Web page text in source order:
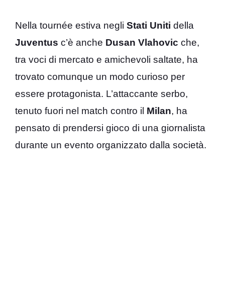
Nella tournée estiva negli Stati Uniti della
Juventus c’è anche Dusan Vlahovic che,
tra voci di mercato e amichevoli saltate, ha
trovato comunque un modo curioso per
essere protagonista. L’attaccante serbo,
tenuto fuori nel match contro il Milan, ha
pensato di prendersi gioco di una giornalista
durante un evento organizzato dalla società.